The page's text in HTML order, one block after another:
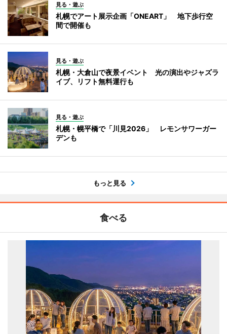
見る・遊ぶ
札幌でアート展示企画「ONEART」 地下歩行空
間で開催も
見る・遊ぶ
札幌・大倉山で夜景イベント 光の演出やジャズラ
イブ、リフト無料運行も
見る・遊ぶ
札幌・幌平橋で「川見2026」 レモンサワーガー
デンも
もっと見る
食べる